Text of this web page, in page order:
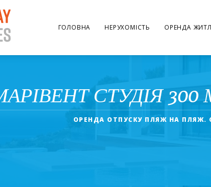
ГОЛОВНА НЕРУХОМІСТЬ ОРЕНДА
СТУДІЯ
ОРЕНДА ОТПУСКУ ПЛЯЖ НА ПЛЯЖ.